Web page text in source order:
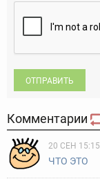
ОТПРАВИТЬ
Комментарии
20 СЕН 15:15
ЧТО ЭТО